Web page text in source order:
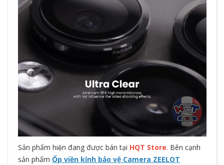
Sản phẩm hiện đang được bán tại HQT Store. Bên cạnh
sản phẩm Ốp viền kính bảo vệ Camera ZEELOT